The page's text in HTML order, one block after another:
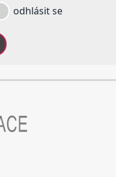
odhlásit se